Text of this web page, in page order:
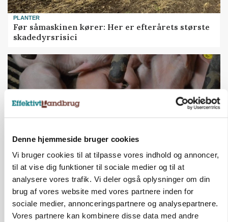
Denne hjemmeside bruger cookies
Vi bruger cookies til at tilpasse vores indhold og annoncer,
til at vise dig funktioner til sociale medier og til at
analysere vores trafik. Vi deler også oplysninger om din
brug af vores website med vores partnere inden for
sociale medier, annonceringspartnere og analysepartnere.
Vores partnere kan kombinere disse data med andre
PLANTER
Før såmaskinen kører: Her er efterårets største
skadedyrsrisici
MARKED
Grisebestanden stiger trods svagere
avlsbestand
Annonce